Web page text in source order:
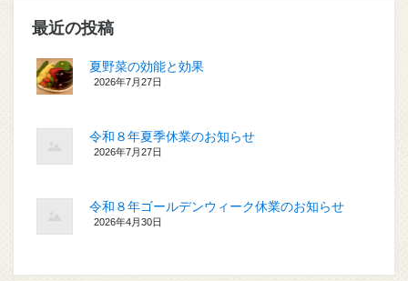
最近の投稿
夏野菜の効能と効果
2026年7月27日
令和８年夏季休業のお知らせ
2026年7月27日
令和８年ゴールデンウィーク休業のお知らせ
2026年4月30日